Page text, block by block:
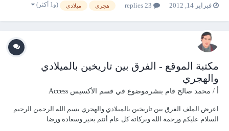
Book3.rar
فبراير 14, 2012 هجري ميلادي (و1 أكثر)
مكتبة الموقع - الفرق بين تاريخين بالميلادي
والهجري
أ / محمد صالح قام بنشرموضوع في قسم الأكسيس Access
اعرض الملف الفرق بين تاريخين بالميلادي والهجري بسم الله الرحمن الرحيم
السلام عليكم ورحمة الله وبركاته كل عام أنتم بخير وسعادة ورضا